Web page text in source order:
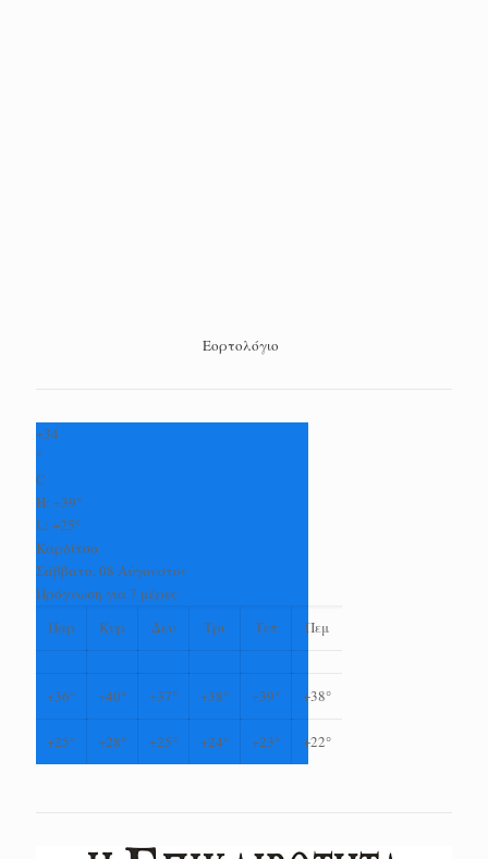
Εορτολόγιο
+34
°
C
H: +39°
L: +25°
Καρδίτσα
Σάββατο, 08 Αύγουστος
Πρόγνωση για 7 μέρες
Παρ
Κυρ Δευ Τρι Τετ Πεμ
+36° +40° +37° +38° +39° +38°
+25° +28° +25° +24° +23° +22°